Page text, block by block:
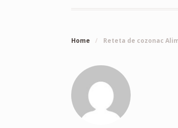
Home / Reteta de cozonac